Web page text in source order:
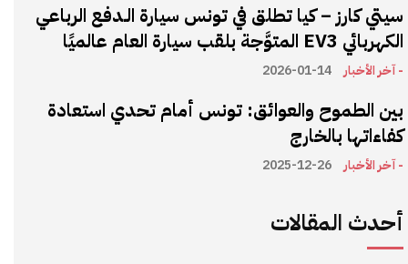
سيتي كارز – كيا تطلق في تونس سيارة الـدفع الرباعي
الكهربائي EV3 المتوَّجة بلقب سيارة العام عالميًا
- آخر الأخبار 2026-01-14
بين الطموح والعوائق: تونس أمام تحدي استعادة
كفاءاتها بالخارج
- آخر الأخبار 2025-12-26
أحدث المقالات